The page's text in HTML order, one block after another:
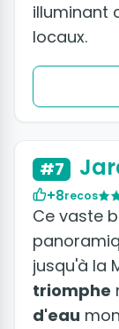
illuminant
locaux.
#7
+8recos
Ce vaste
jusqu'à la
triomphe
d'eau